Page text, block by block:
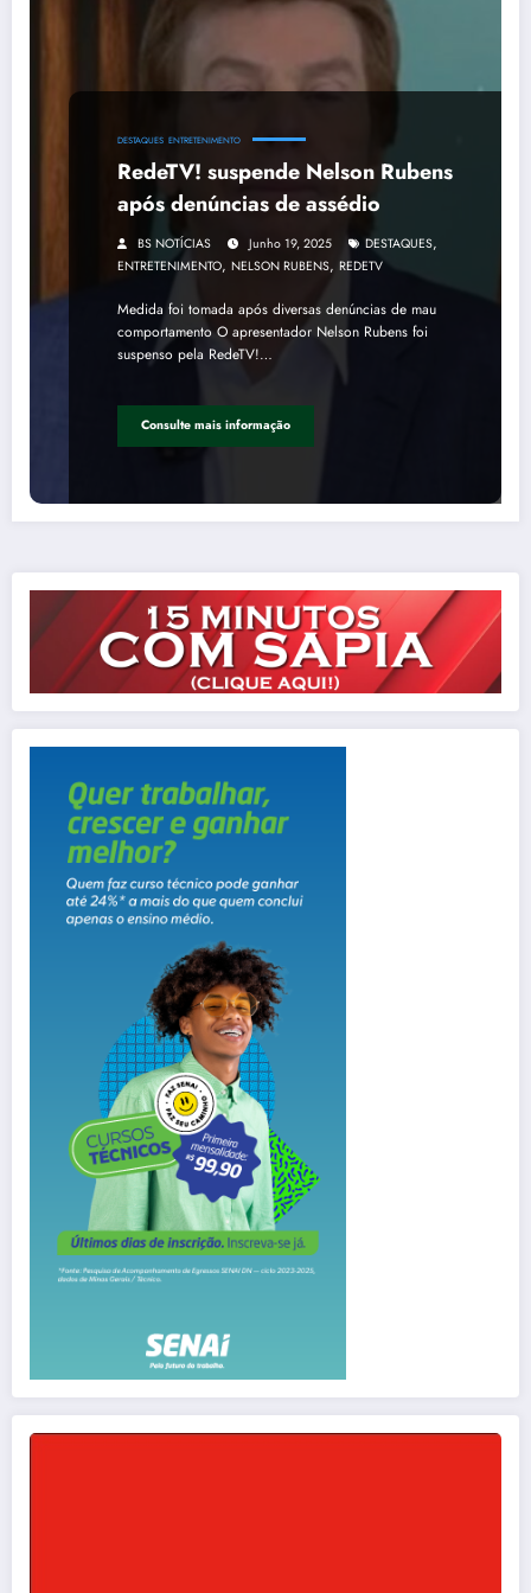
DESTAQUES ENTRETENIMENTO
RedeTV! suspende Nelson Rubens
após denúncias de assédio
BS NOTÍCIAS Junho 19, 2025 DESTAQUES,
ENTRETENIMENTO, NELSON RUBENS, REDETV
Medida foi tomada após diversas denúncias de mau
comportamento O apresentador Nelson Rubens foi
suspenso pela RedeTV!…
Consulte mais informação